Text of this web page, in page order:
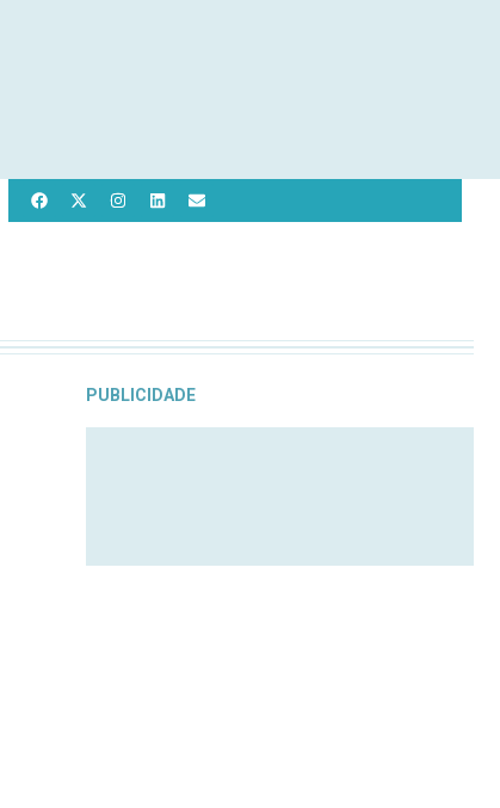
PUBLICIDADE